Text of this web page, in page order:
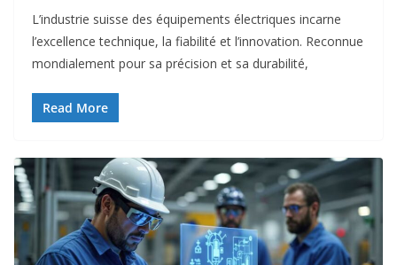
L’industrie suisse des équipements électriques incarne
l’excellence technique, la fiabilité et l’innovation. Reconnue
mondialement pour sa précision et sa durabilité,
Read More